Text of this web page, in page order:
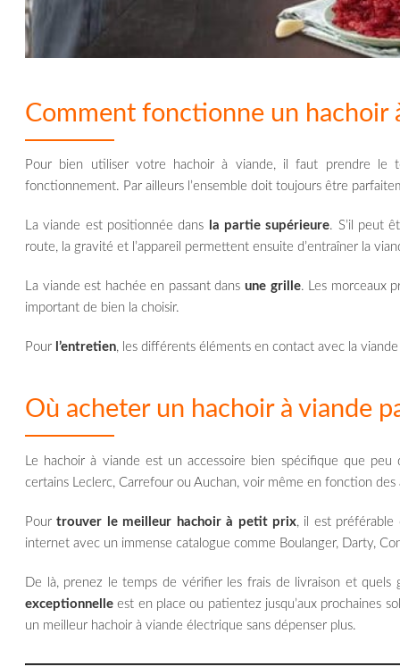
Comment fonctionne un hachoir
Pour bien utiliser votre hachoir à viande, il faut prendre le
fonctionnement. Par ailleurs l’ensemble doit toujours être
La viande est positionnée dans la partie supérieure. S’il peut
route, la gravité et l’appareil permettent ensuite d’entraîner la
La viande est hachée en passant dansune grille. Les morceaux
important de bien la choisir.
Pour l’entretien, les différents éléments en contact avec la
Où acheter un hachoir à viande
Le hachoir à viande est un accessoire bien spécifique que
certains Leclerc, Carrefour ou Auchan, voir même en fonction
Pourtrouver le meilleur hachoir à petit prix, il est préférable
internet avec un immense catalogue comme Boulanger, Darty,
De là, prenez le temps de vérifier les frais de livraison et
exceptionnelle est en place ou patientez jusqu’aux prochaines
un meilleur hachoir à viande électrique sans dépenser plus.